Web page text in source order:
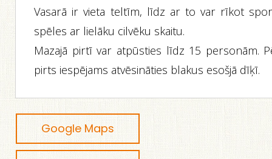
Vasarā ir vieta teltīm, līdz ar to var rīkot
spēles ar lielāku cilvēku skaitu.
Mazajā pirtī var atpūsties līdz 15 personām.
pirts iespējams atvēsināties blakus esošjā dīķī.
Google Maps